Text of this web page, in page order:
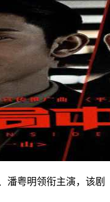
潘粤明领衔主演，该剧